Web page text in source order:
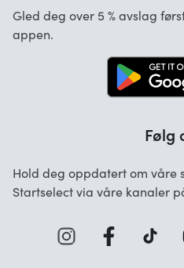
FAQ oversikt
Startselect App
Jobber
Gled deg over 5 % avslag
appen.
Følg
Hold deg oppdatert om våre
Startselect via våre kanaler